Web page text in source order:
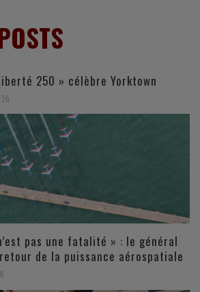
250 » célèbre Yorktown
pas une fatalité » : le général
de la puissance aérospatiale